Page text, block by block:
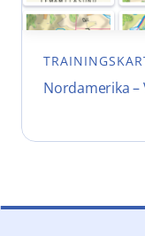
Nordamerika –